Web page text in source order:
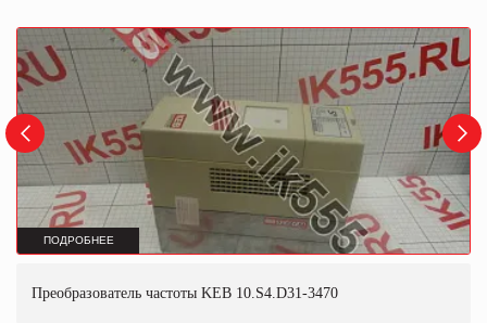
ПОДРОБНЕЕ
Преобразователь частоты KEB 10.S4.D31-3470